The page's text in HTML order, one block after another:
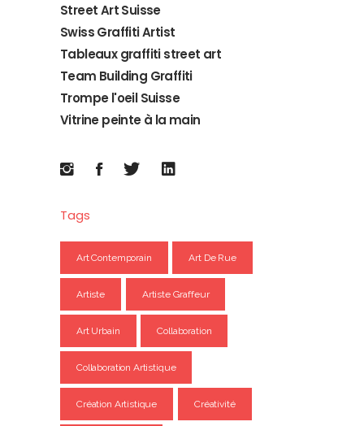
Street Art Suisse
Swiss Graffiti Artist
Tableaux graffiti street art
Team Building Graffiti
Trompe l'oeil Suisse
Vitrine peinte à la main
Tags
Art Contemporain Art De Rue
Artiste Artiste Graffeur
Art Urbain Collaboration
Collaboration Artistique
Création Artistique Créativité